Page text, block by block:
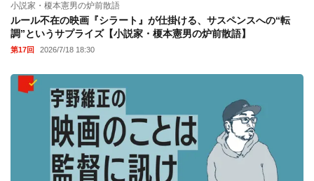
小説家・榎本憲男の炉前散語
ルール不在の映画『シラート』が仕掛ける、サスペンスへの“転
調”というサプライズ【小説家・榎本憲男の炉前散語】
第17回 2026/7/18 18:30